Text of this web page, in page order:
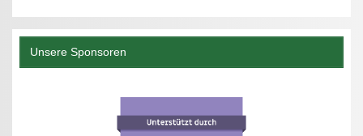
Unsere Sponsoren